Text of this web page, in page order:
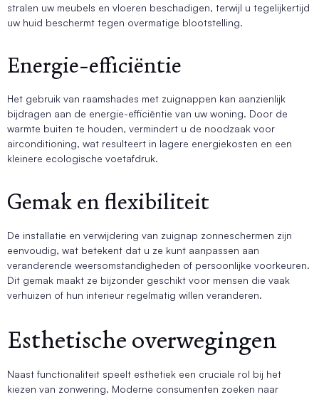
stralen uw meubels en vloeren beschadigen, terwijl u tegelijkertijd
uw huid beschermt tegen overmatige blootstelling.
Energie-efficiëntie
Het gebruik van raamshades met zuignappen kan aanzienlijk
bijdragen aan de energie-efficiëntie van uw woning. Door de
warmte buiten te houden, vermindert u de noodzaak voor
airconditioning, wat resulteert in lagere energiekosten en een
kleinere ecologische voetafdruk.
Gemak en flexibiliteit
De installatie en verwijdering van zuignap zonneschermen zijn
eenvoudig, wat betekent dat u ze kunt aanpassen aan
veranderende weersomstandigheden of persoonlijke voorkeuren.
Dit gemak maakt ze bijzonder geschikt voor mensen die vaak
verhuizen of hun interieur regelmatig willen veranderen.
Esthetische overwegingen
Naast functionaliteit speelt esthetiek een cruciale rol bij het
kiezen van zonwering. Moderne consumenten zoeken naar